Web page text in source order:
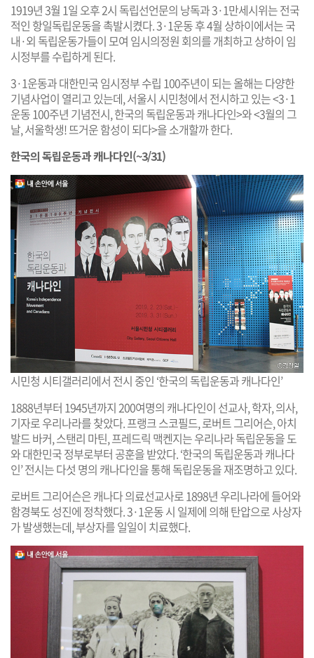
1919년 3월 1일 오후 2시 독립선언문의 낭독과 3·1만세시위는 전국
적인 항일독립운동을 촉발시켰다. 3·1운동 후 4월 상하이에서는 국
내·외 독립운동가들이 모여 임시의정원 회의를 개최하고 상하이 임
시정부를 수립하게 된다.
3·1운동과 대한민국 임시정부 수립 100주년이 되는 올해는 다양한
기념사업이 열리고 있는데, 서울시 시민청에서 전시하고 있는 <3·1
운동 100주년 기념전시, 한국의 독립운동과 캐나다인>와 <3월의 그
날, 서울학생! 뜨거운 함성이 되다>을 소개할까 한다.
한국의 독립운동과 캐나다인(~3/31)
시민청 시티갤러리에서 전시 중인 ‘한국의 독립운동과 캐나다인’
1888년부터 1945년까지 200여명의 캐나다인이 선교사, 학자, 의사,
기자로 우리나라를 찾았다. 프랭크 스코필드, 로버트 그리어슨, 아치
발드 바커, 스탠리 마틴, 프레드릭 맥켄지는 우리나라 독립운동을 도
와 대한민국 정부로부터 공훈을 받았다. ‘한국의 독립운동과 캐나다
인’ 전시는 다섯 명의 캐나다인을 통해 독립운동을 재조명하고 있다.
로버트 그리어슨은 캐나다 의료선교사로 1898년 우리나라에 들어와
함경북도 성진에 정착했다. 3·1운동 시 일제에 의해 탄압으로 사상자
가 발생했는데, 부상자를 일일이 치료했다.